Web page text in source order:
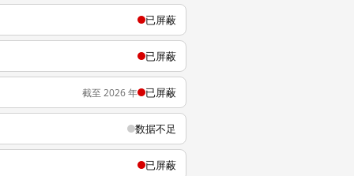
已屏蔽
已屏蔽
截至 2026 年 已屏蔽
数据不足
已屏蔽